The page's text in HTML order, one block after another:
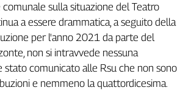
sulla situazione del Teatro
a essere drammatica, a seguito della
per l'anno 2021 da parte del
non si intravvede nessuna
stato comunicato alle Rsu che non sono
e nemmeno la quattordicesima.